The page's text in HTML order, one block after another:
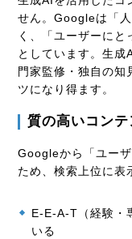
せん。Googleは「
く、「ユーザーに
としています。生成
門家監修・独自の知
ツになり得ます。
質の高いコンテ
Googleから「ユー
ため、検索上位に表
E-E-A-T（経験・
いる